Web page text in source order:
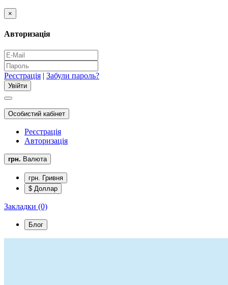
×
Авторизація
Реєстрація | Забули пароль?
Особистий кабінет
Реєстрація
Авторизація
грн. Валюта
грн. Гривня
$ Доллар
Закладки (0)
Блог